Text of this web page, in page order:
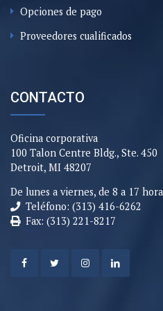
Opciones de pago
Proveedores cualificados
CONTACTO
Oficina corporativa
100 Talon Centre Bldg., Ste. 450
Detroit, MI 48207
De lunes a viernes, de 8 a 17
Teléfono: (313) 416-6262
Fax: (313) 221-8217